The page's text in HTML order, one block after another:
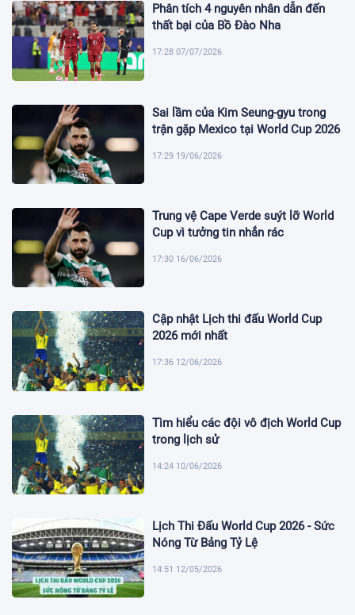
Phân tích 4 nguyên nhân dẫn đến
thất bại của Bồ Đào Nha
17:28 07/07/2026
Sai lầm của Kim Seung-gyu trong
trận gặp Mexico tại World Cup 2026
17:29 19/06/2026
Trung vệ Cape Verde suýt lỡ World
Cup vì tưởng tin nhắn rác
17:30 16/06/2026
Cập nhật Lịch thi đấu World Cup
2026 mới nhất
17:36 12/06/2026
Tìm hiểu các đội vô địch World Cup
trong lịch sử
14:24 10/06/2026
Lịch Thi Đấu World Cup 2026 - Sức
Nóng Từ Bảng Tỷ Lệ
14:51 12/05/2026